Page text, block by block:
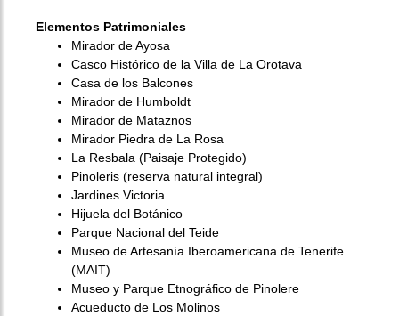
Elementos Patrimoniales
Mirador de Ayosa
Casco Histórico de la Villa de La Orotava
Casa de los Balcones
Mirador de Humboldt
Mirador de Mataznos
Mirador Piedra de La Rosa
La Resbala (Paisaje Protegido)
Pinoleris (reserva natural integral)
Jardines Victoria
Hijuela del Botánico
Parque Nacional del Teide
Museo de Artesanía Iberoamericana de Tenerife
(MAIT)
Museo y Parque Etnográfico de Pinolere
Acueducto de Los Molinos